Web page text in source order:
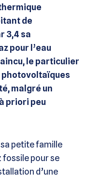
de
3,4 sa
pour l’eau
le particulier
photovoltaïques
malgré un
priori peu
petite famille
fossile pour se
d’une